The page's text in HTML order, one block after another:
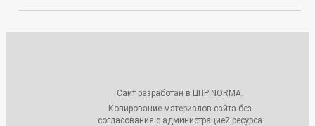
Сайт разработан в ЦПР NORMA.
Копирование материалов сайта без
согласования с администрацией ресурса